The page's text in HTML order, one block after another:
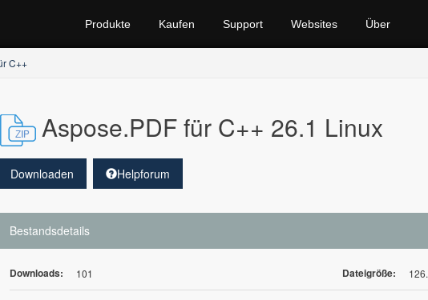
Produkte Kaufen Support Websites Über
C++
Aspose.PDF für C++ 26.1 Linux
Downloaden Helpforum
Bestandsdetails
Downloads: 101 Dateigröße: